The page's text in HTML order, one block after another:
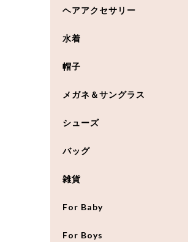
ヘアアクセサリー
水着
帽子
メガネ＆サングラス
シューズ
バッグ
雑貨
For Baby
For Boys